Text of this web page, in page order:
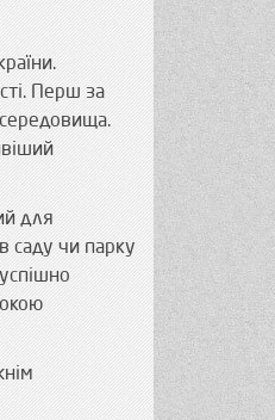
Перш за
для
саду чи парку